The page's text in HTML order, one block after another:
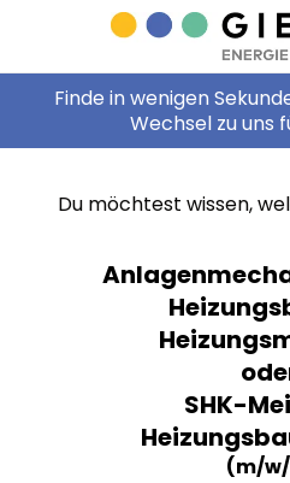
Finde in wenigen
Wechsel zu uns
Du möchtest wissen,
SHK-
(m/